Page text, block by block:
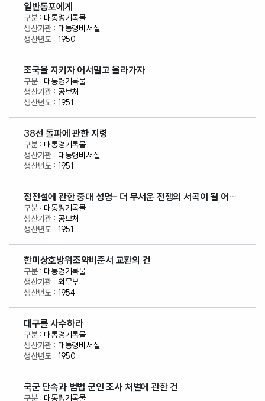
대통령기록물
일반동포에게
대통령비서실
1950
대통령기록물
조국을 지키자 어서밀고 올라가자
공보처
1951
대통령기록물
38선 돌파에 관한 지령
대통령비서실
1951
대통령기록물
정전설에 관한 중대 성명- 더 무서운 전쟁의 서곡이 될 어떠
한 평화제안도 수락치 않는다
공보처
1951
대통령기록물
한미상호방위조약비준서 교환의 건
외무부
1954
대통령기록물
대구를 사수하라
대통령비서실
1950
대통령기록물
국군 단속과 범법 군인 조사 처벌에 관한 건